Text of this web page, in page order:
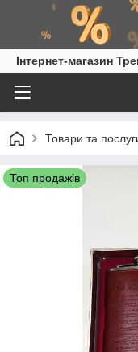
Інтернет-магазин
Товари та
Топ продажів